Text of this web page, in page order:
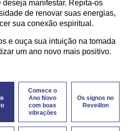
manifestar. Repita-os
de renovar suas energias,
sua conexão espiritual.
e ouça sua intuição na tomada
um ano novo mais positivo.
Comece o
Ano Novo
com boas
vibrações
Os signos no
Reveillon